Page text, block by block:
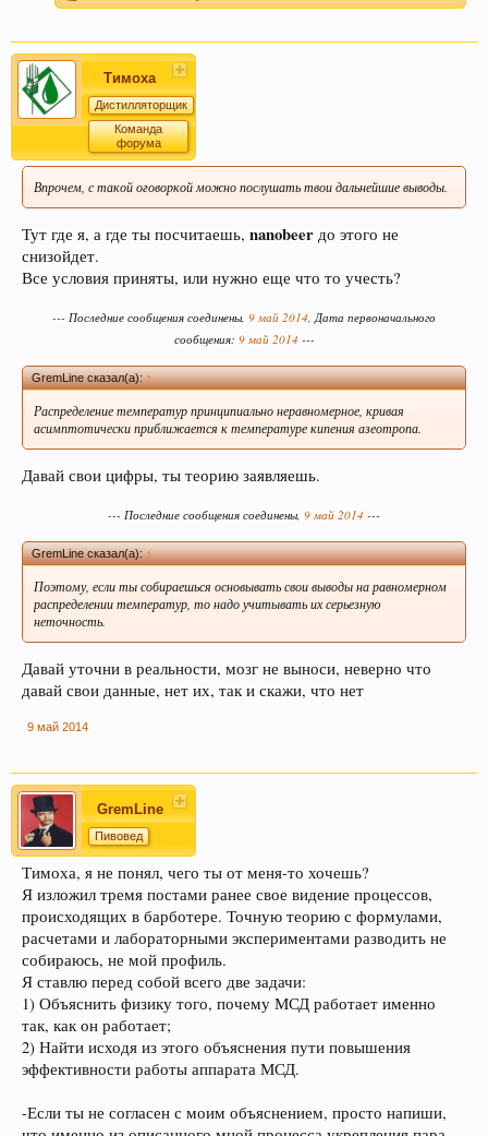
Тимоха
Дистилляторщик
Команда
форума
Впрочем, с такой оговоркой можно послушать твои дальнейшие выводы.
Тут где я, а где ты посчитаешь, nanobeer до этого не
снизойдет.
Все условия приняты, или нужно еще что то учесть?
--- Последние сообщения соединены, 9 май 2014, Дата первоначального
сообщения: 9 май 2014---
GremLine сказал(а):↑
Распределение температур принципиально неравномерное, кривая
асимптотически приближается к температуре кипения азеотропа.
Давай свои цифры, ты теорию заявляешь.
--- Последние сообщения соединены, 9 май 2014 ---
GremLine сказал(а):↑
Поэтому, если ты собираешься основывать свои выводы на равномерном
распределении температур, то надо учитывать их серьезную
неточность.
Давай уточни в реальности, мозг не выноси, неверно что
давай свои данные, нет их, так и скажи, что нет
9 май 2014
GremLine
Пивовед
Тимоха, я не понял, чего ты от меня-то хочешь?
Я изложил тремя постами ранее свое видение процессов,
происходящих в барботере. Точную теорию с формулами,
расчетами и лабораторными экспериментами разводить не
собираюсь, не мой профиль.
Я ставлю перед собой всего две задачи:
1) Объяснить физику того, почему МСД работает именно
так, как он работает;
2) Найти исходя из этого объяснения пути повышения
эффективности работы аппарата МСД.
-Если ты не согласен с моим объяснением, просто напиши,